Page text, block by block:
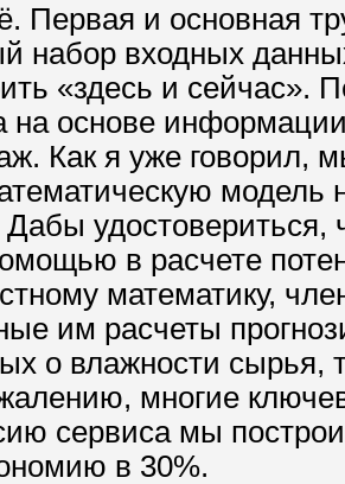
Первая и основная
набор входных
«здесь и сейчас».
на основе
Как я уже говорил,
модель
Дабы
в расчете
математику,
им расчеты
о влажности сырья,
многие
сервиса мы
в 30%.